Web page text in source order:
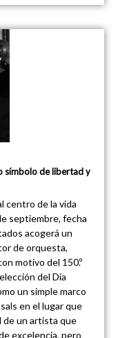
símbolo de libertad y
centro de la vida
septiembre, fecha
acogerá un
de orquesta,
motivo del 150.º
del Día
un simple marco
en el lugar que
de un artista que
excelencia, pero